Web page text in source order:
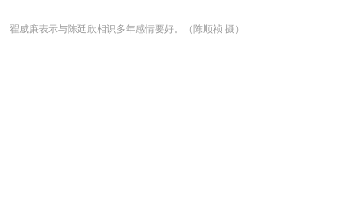
翟威廉表示与陈廷欣相识多年感情要好。（陈顺祯 摄）